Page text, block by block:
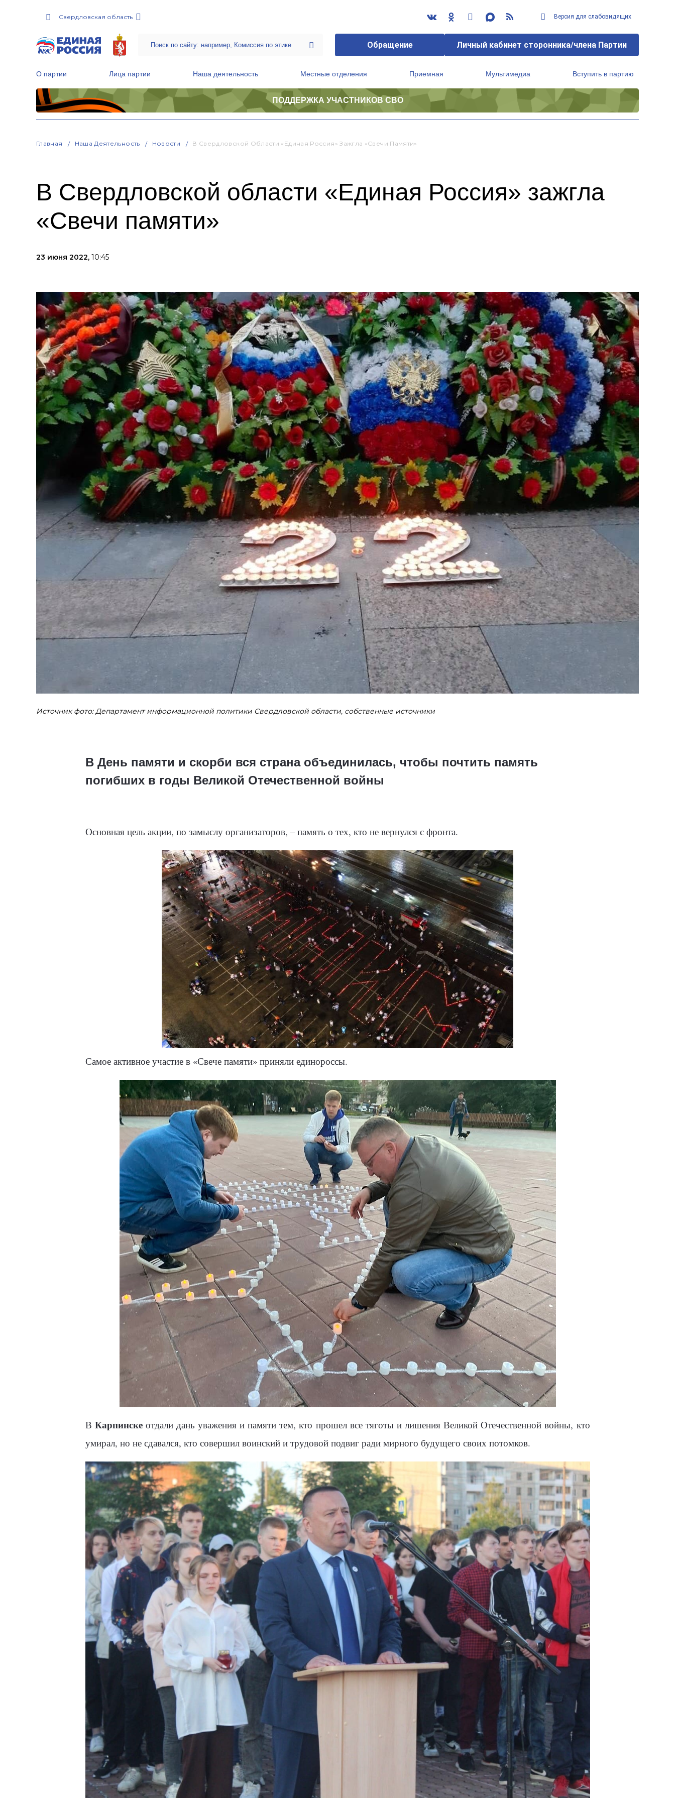
Свердловская область Версия для слабовидящих
Обращение Личный кабинет сторонника/члена Партии
О партии Лица партии Наша деятельность Местные отделения Приемная Мультимедиа Вступить в партию
ПОДДЕРЖКА УЧАСТНИКОВ СВО
Главная Наша Деятельность Новости В Свердловской Области «Единая Россия» Зажгла «Свечи Памяти»
В Свердловской области «Единая Россия» зажгла
«Свечи памяти»
23 июня 2022, 10:45
Источник фото: Департамент информационной политики Свердловской области, собственные источники
В День памяти и скорби вся страна объединилась, чтобы почтить память
погибших в годы Великой Отечественной войны
Основная цель акции, по замыслу организаторов, – память о тех, кто не вернулся с фронта.
Самое активное участие в «Свече памяти» приняли единороссы.
В Карпинскеотдали дань уважения и памяти тем, кто прошел все тяготы и лишения Великой Отечественной войны, кто
умирал, но не сдавался, кто совершил воинский и трудовой подвиг ради мирного будущего своих потомков.